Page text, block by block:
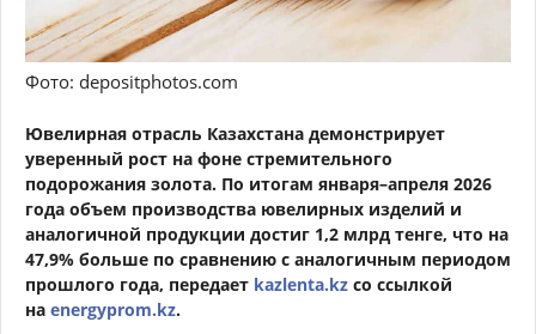
Фото: depositphotos.com
Ювелирная отрасль Казахстана демонстрирует
уверенный рост на фоне стремительного
подорожания золота. По итогам января–апреля 2026
года объем производства ювелирных изделий и
аналогичной продукции достиг 1,2 млрд тенге, что на
47,9% больше по сравнению с аналогичным периодом
прошлого года, передает kazlenta.kz со ссылкой
на energyprom.kz.